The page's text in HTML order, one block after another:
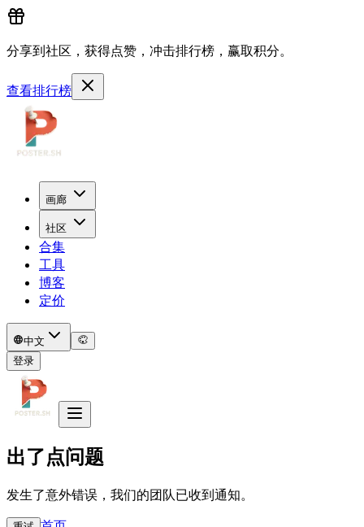
分享到社区，获得点赞，冲击排行榜，赢取积分。
查看排行榜
画廊
社区
合集
工具
博客
定价
中文
登录
出了点问题
发生了意外错误，我们的团队已收到通知。